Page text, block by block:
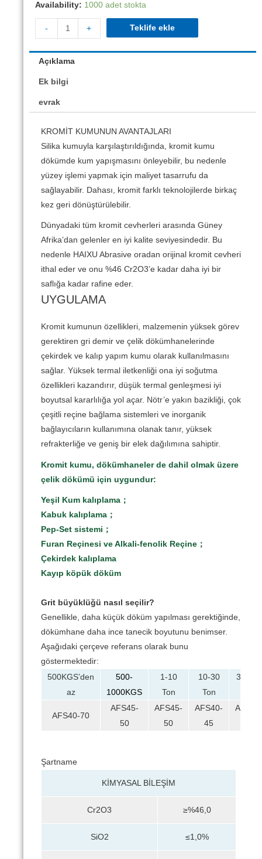
Availability: 1000 adet stokta
- + Teklife ekle
Açıklama
Ek bilgi
evrak
KROMİT KUMUNUN AVANTAJLARI
Silika kumuyla karşılaştırıldığında, kromit kumu
dökümde kum yapışmasını önleyebilir, bu nedenle
yüzey işlemi yapmak için maliyet tasarrufu da
sağlayabilir. Dahası, kromit farklı teknolojilerde birkaç
kez geri dönüştürülebilir.
Dünyadaki tüm kromit cevherleri arasında Güney
Afrika’dan gelenler en iyi kalite seviyesindedir. Bu
nedenle HAIXU Abrasive oradan orijinal kromit cevheri
ithal eder ve onu %46 Cr2O3’e kadar daha iyi bir
saflığa kadar rafine eder.
UYGULAMA
Kromit kumunun özellikleri, malzemenin yüksek görev
gerektiren gri demir ve çelik dökümhanelerinde
çekirdek ve kalıp yapım kumu olarak kullanılmasını
sağlar. Yüksek termal iletkenliği ona iyi soğutma
özellikleri kazandırır, düşük termal genleşmesi iyi
boyutsal kararlılığa yol açar. Nötr’e yakın bazikliği, çok
çeşitli reçine bağlama sistemleri ve inorganik
bağlayıcıların kullanımına olanak tanır, yüksek
refrakterliğe ve geniş bir elek dağılımına sahiptir.
Kromit kumu, dökümhaneler de dahil olmak üzere
çelik dökümü için uygundur:
Yeşil Kum kalıplama；
Kabuk kalıplama；
Pep-Set sistemi；
Furan Reçinesi ve Alkali-fenolik Reçine；
Çekirdek kalıplama
Kayıp köpük döküm
Grit büyüklüğü nasıl seçilir?
Genellikle, daha küçük döküm yapılması gerektiğinde,
dökümhane daha ince tanecik boyutunu benimser.
Aşağıdaki çerçeve referans olarak bunu
göstermektedir:
500KGS’den
az
500-
1000KGS
1-10
Ton
10-30
Ton
30-100
AFS40-70
AFS45-
50
AFS45-
50
AFS40-
45
Şartname
KİMYASAL BİLEŞİM
Cr2O3 ≥%46,0
SiO2 ≤1,0%